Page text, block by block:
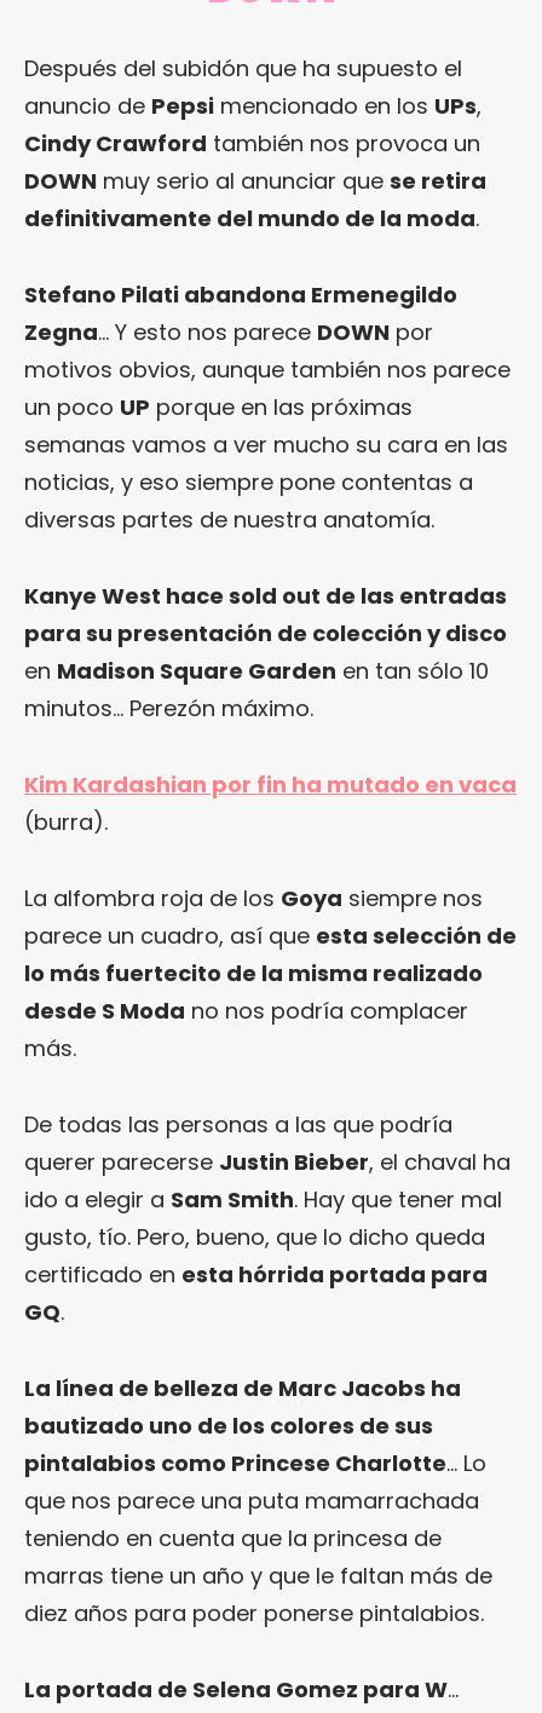
Después del subidón que ha supuesto el
anuncio de Pepsi mencionado en los UPs,
Cindy Crawford también nos provoca un
DOWN muy serio al anunciar que se retira
definitivamente del mundo de la moda.
Stefano Pilati abandona Ermenegildo
Zegna… Y esto nos parece DOWN por
motivos obvios, aunque también nos parece
un poco UP porque en las próximas
semanas vamos a ver mucho su cara en las
noticias, y eso siempre pone contentas a
diversas partes de nuestra anatomía.
Kanye West hace sold out de las entradas
para su presentación de colección y disco
en Madison Square Garden en tan sólo 10
minutos… Perezón máximo.
Kim Kardashian por fin ha mutado en vaca
(burra).
La alfombra roja de los Goya siempre nos
parece un cuadro, así que esta selección de
lo más fuertecito de la misma realizado
desde S Moda no nos podría complacer
más.
De todas las personas a las que podría
querer parecerse Justin Bieber, el chaval ha
ido a elegir a Sam Smith. Hay que tener mal
gusto, tío. Pero, bueno, que lo dicho queda
certificado en esta hórrida portada para
GQ.
La línea de belleza de Marc Jacobs ha
bautizado uno de los colores de sus
pintalabios como Princese Charlotte… Lo
que nos parece una puta mamarrachada
teniendo en cuenta que la princesa de
marras tiene un año y que le faltan más de
diez años para poder ponerse pintalabios.
La portada de Selena Gomez para W…